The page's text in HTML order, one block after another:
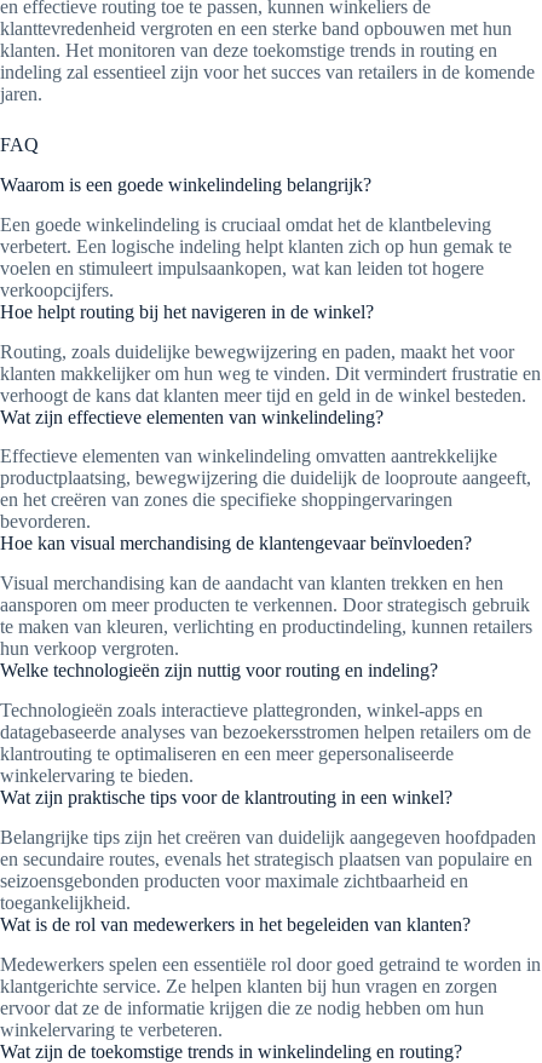
en effectieve routing toe te passen, kunnen winkeliers de
klanttevredenheid vergroten en een sterke band opbouwen met hun
klanten. Het monitoren van deze toekomstige trends in routing en
indeling zal essentieel zijn voor het succes van retailers in de komende
jaren.
FAQ
Waarom is een goede winkelindeling belangrijk?
Een goede winkelindeling is cruciaal omdat het de klantbeleving
verbetert. Een logische indeling helpt klanten zich op hun gemak te
voelen en stimuleert impulsaankopen, wat kan leiden tot hogere
verkoopcijfers.
Hoe helpt routing bij het navigeren in de winkel?
Routing, zoals duidelijke bewegwijzering en paden, maakt het voor
klanten makkelijker om hun weg te vinden. Dit vermindert frustratie en
verhoogt de kans dat klanten meer tijd en geld in de winkel besteden.
Wat zijn effectieve elementen van winkelindeling?
Effectieve elementen van winkelindeling omvatten aantrekkelijke
productplaatsing, bewegwijzering die duidelijk de looproute aangeeft,
en het creëren van zones die specifieke shoppingervaringen
bevorderen.
Hoe kan visual merchandising de klantengevaar beïnvloeden?
Visual merchandising kan de aandacht van klanten trekken en hen
aansporen om meer producten te verkennen. Door strategisch gebruik
te maken van kleuren, verlichting en productindeling, kunnen retailers
hun verkoop vergroten.
Welke technologieën zijn nuttig voor routing en indeling?
Technologieën zoals interactieve plattegronden, winkel-apps en
datagebaseerde analyses van bezoekersstromen helpen retailers om de
klantrouting te optimaliseren en een meer gepersonaliseerde
winkelervaring te bieden.
Wat zijn praktische tips voor de klantrouting in een winkel?
Belangrijke tips zijn het creëren van duidelijk aangegeven hoofdpaden
en secundaire routes, evenals het strategisch plaatsen van populaire en
seizoensgebonden producten voor maximale zichtbaarheid en
toegankelijkheid.
Wat is de rol van medewerkers in het begeleiden van klanten?
Medewerkers spelen een essentiële rol door goed getraind te worden in
klantgerichte service. Ze helpen klanten bij hun vragen en zorgen
ervoor dat ze de informatie krijgen die ze nodig hebben om hun
winkelervaring te verbeteren.
Wat zijn de toekomstige trends in winkelindeling en routing?